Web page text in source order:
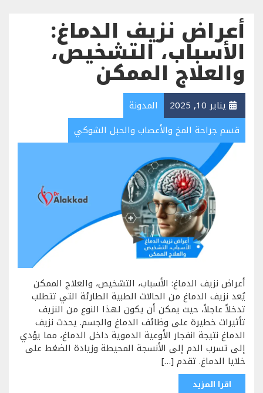
أعراض نزيف الدماغ:
الأسباب، التشخيص،
والعلاج الممكن
يناير 10, 2025
المدونة
قسم جراحة المخ والأعصاب والحبل الشوكي
أعراض نزيف الدماغ: الأسباب، التشخيص، والعلاج الممكن
يُعد نزيف الدماغ من الحالات الطبية الطارئة التي تتطلب
تدخلاً عاجلاً، حيث يمكن أن يكون لهذا النوع من النزيف
تأثيرات خطيرة على وظائف الدماغ والجسم. يحدث نزيف
الدماغ نتيجة انفجار الأوعية الدموية داخل الدماغ، مما يؤدي
إلى تسرب الدم إلى الأنسجة المحيطة وزيادة الضغط على
خلايا الدماغ. تقدم […]
اقرا المزيد